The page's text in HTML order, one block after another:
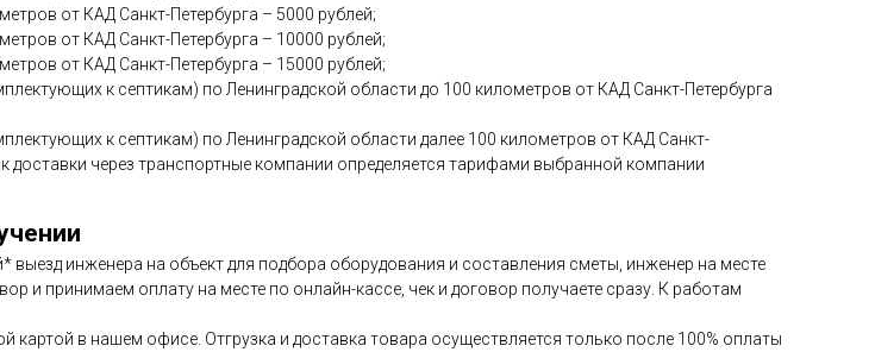
от КАД Санкт-Петербурга – 5000 рублей;
от КАД Санкт-Петербурга – 10000 рублей;
от КАД Санкт-Петербурга – 15000 рублей;
к септикам) по Ленинградской области до 100 километров от КАД Санкт-Петербурга
к септикам) по Ленинградской области далее 100 километров от КАД Санкт-
доставки через транспортные компании определяется тарифами выбранной компании
выезд инженера на объект для подбора оборудования и составления сметы, инженер на месте
и принимаем оплату на месте по онлайн-кассе, чек и договор получаете сразу. К работам
в нашем офисе. Отгрузка и доставка товара осуществляется только после 100% оплаты